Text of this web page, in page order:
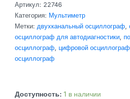
Артикул: 22746
Категория: Мультиметр
Метки: двухканальный осциллограф
осциллограф для автодиагностики
осциллограф цифровой осциллограф
осциллограф
Доступность: 1 в наличии
Количество